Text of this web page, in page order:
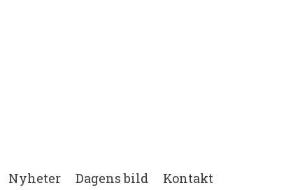
Nyheter Dagens bild Kontakt